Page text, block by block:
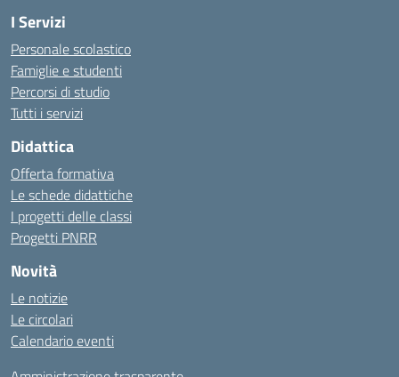
I Servizi
Personale scolastico
Famiglie e studenti
Percorsi di studio
Tutti i servizi
Didattica
Offerta formativa
Le schede didattiche
I progetti delle classi
Progetti PNRR
Novità
Le notizie
Le circolari
Calendario eventi